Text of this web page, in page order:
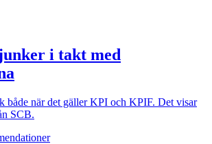
i takt med
både när det gäller KPI och KPIF. Det visar
SCB.